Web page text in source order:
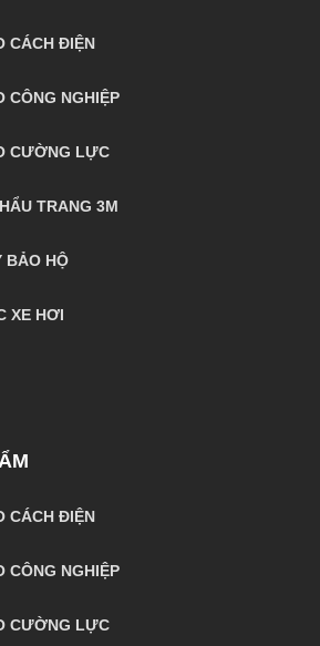
CÁCH ĐIỆN
CÔNG NGHIỆP
CƯỜNG LỰC
TRANG 3M
BẢO HỘ
XE HƠI
CÁCH ĐIỆN
CÔNG NGHIỆP
CƯỜNG LỰC